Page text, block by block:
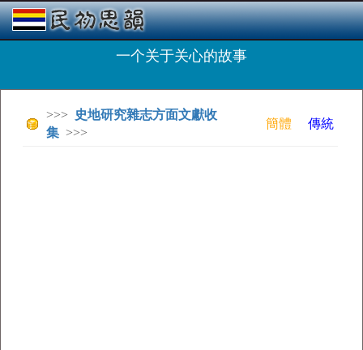
一个关于关心的故事
>>>
史地研究雜志方面文獻收
集 >>>
簡體 傳統